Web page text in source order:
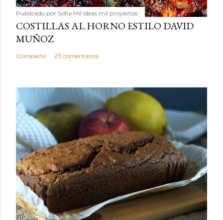
Publicado por Sofía Mil ideas mil proyectos
COSTILLAS AL HORNO ESTILO DAVID
MUÑOZ
Compartir 23 comentarios